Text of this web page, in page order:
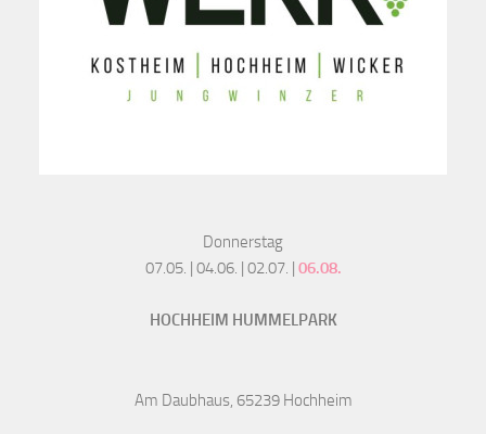
Donnerstag
07.05. | 04.06. | 02.07. | 06.08.
HOCHHEIM HUMMELPARK
Am Daubhaus, 65239 Hochheim